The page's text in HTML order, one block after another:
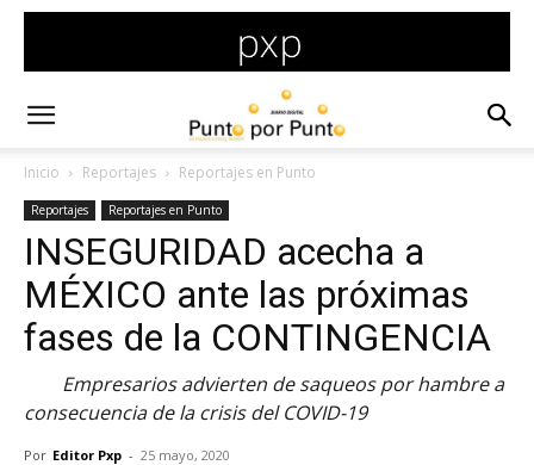
Inicio Reportajes Reportajes en Punto
Reportajes Reportajes en Punto
INSEGURIDAD acecha a
MÉXICO ante las próximas
fases de la CONTINGENCIA
Empresarios advierten de saqueos por hambre a
consecuencia de la crisis del COVID-19
Por Editor Pxp - 25 mayo, 2020